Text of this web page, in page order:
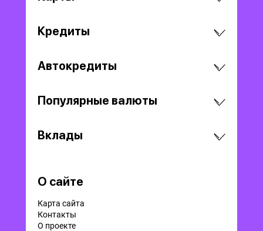
Кредиты
Автокредиты
Популярные валюты
Вклады
О сайте
Карта сайта
Контакты
О проекте